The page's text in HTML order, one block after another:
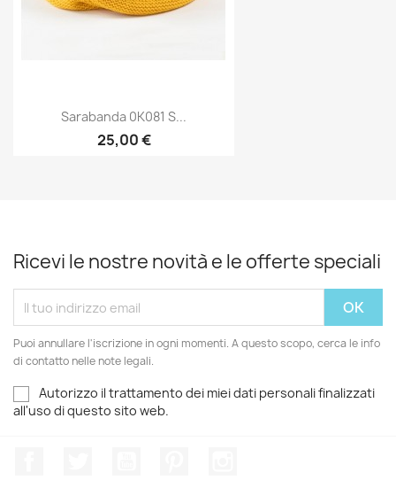
Sarabanda 0K081 S...
25,00 €
Ricevi le nostre novità e le offerte speciali
Puoi annullare l'iscrizione in ogni momenti. A questo scopo, cerca le info
di contatto nelle note legali.
Autorizzo il trattamento dei miei dati personali finalizzati
all'uso di questo sito web.